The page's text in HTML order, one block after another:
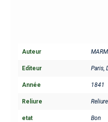
Auteur
Editeur Paris,
Année 1841
Reliure
etat Bon